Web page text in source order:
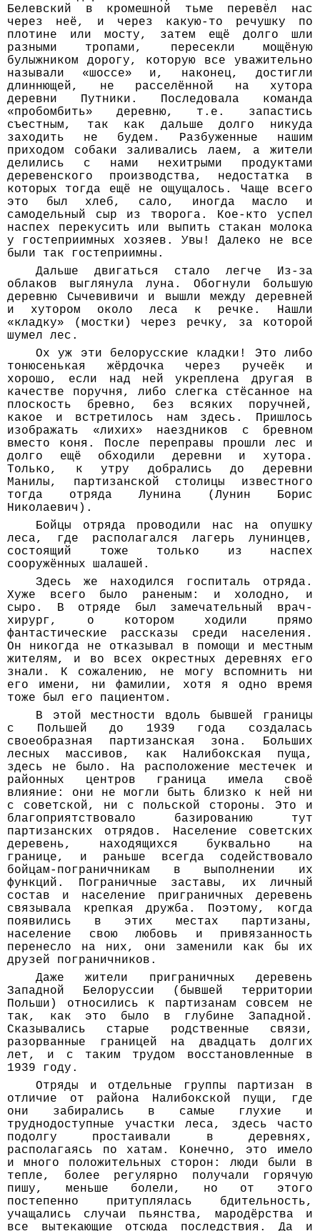
Белевский в кромешной тьме перевёл нас
через неё, и через какую-то речушку по
плотине или мосту, затем ещё долго шли
разными тропами, пересекли мощёную
булыжником дорогу, которую все уважительно
называли «шоссе» и, наконец, достигли
длиннющей, не расселённой на хутора
деревни Путники. Последовала команда
«пробомбить» деревню, т.е. запастись
съестным, так как дальше долго никуда
заходить не будем. Разбуженные нашим
приходом собаки заливались лаем, а жители
делились с нами нехитрыми продуктами
деревенского производства, недостатка в
которых тогда ещё не ощущалось. Чаще всего
это был хлеб, сало, иногда масло и
самодельный сыр из творога. Кое-кто успел
наспех перекусить или выпить стакан молока
у гостеприимных хозяев. Увы! Далеко не все
были так гостеприимны.
Дальше двигаться стало легче Из-за
облаков выглянула луна. Обогнули большую
деревню Сычевивичи и вышли между деревней
и хутором около леса к речке. Нашли
«кладку» (мостки) через речку, за которой
шумел лес.
Ох уж эти белорусские кладки! Это либо
тонюсенькая жёрдочка через ручеёк и
хорошо, если над ней укреплена другая в
качестве поручня, либо слегка стёсанное на
плоскость бревно, без всяких поручней,
какое и встретилось нам здесь. Пришлось
изображать «лихих» наездников с бревном
вместо коня. После переправы прошли лес и
долго ещё обходили деревни и хутора.
Только, к утру добрались до деревни
Манилы, партизанской столицы известного
тогда отряда Лунина (Лунин Борис
Николаевич).
Бойцы отряда проводили нас на опушку
леса, где располагался лагерь лунинцев,
состоящий тоже только из наспех
сооружённых шалашей.
Здесь же находился госпиталь отряда.
Хуже всего было раненым: и холодно, и
сыро. В отряде был замечательный врач-
хирург, о котором ходили прямо
фантастические рассказы среди населения.
Он никогда не отказывал в помощи и местным
жителям, и во всех окрестных деревнях его
знали. К сожалению, не могу вспомнить ни
его имени, ни фамилии, хотя я одно время
тоже был его пациентом.
В этой местности вдоль бывшей границы
с Польшей до 1939 года создалась
своеобразная партизанская зона. Больших
лесных массивов, как Налибокская пуща,
здесь не было. На расположение местечек и
районных центров граница имела своё
влияние: они не могли быть близко к ней ни
с советской, ни с польской стороны. Это и
благоприятствовало базированию тут
партизанских отрядов. Население советских
деревень, находящихся буквально на
границе, и раньше всегда содействовало
бойцам-пограничникам в выполнении их
функций. Пограничные заставы, их личный
состав и население приграничных деревень
связывала крепкая дружба. Поэтому, когда
появились в этих местах партизаны,
население свою любовь и привязанность
перенесло на них, они заменили как бы их
друзей пограничников.
Даже жители приграничных деревень
Западной Белоруссии (бывшей территории
Польши) относились к партизанам совсем не
так, как это было в глубине Западной.
Сказывались старые родственные связи,
разорванные границей на двадцать долгих
лет, и с таким трудом восстановленные в
1939 году.
Отряды и отдельные группы партизан в
отличие от района Налибокской пущи, где
они забирались в самые глухие и
труднодоступные участки леса, здесь часто
подолгу простаивали в деревнях,
располагаясь по хатам. Конечно, это имело
и много положительных сторон: люди были в
тепле, более регулярно получали горячую
пишу, меньше болели, но от этого
постепенно притуплялась бдительность,
учащались случаи пьянства, мародёрства и
все вытекающие отсюда последствия. Да и